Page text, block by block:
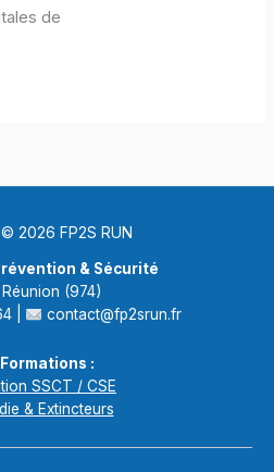
de
2026 FP2S RUN
& Sécurité
Réunion (974)
|
contact@fp2srun.fr
:
SSCT / CSE
& Extincteurs